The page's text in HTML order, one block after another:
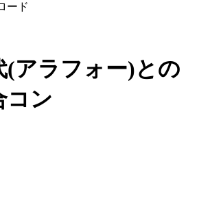
ード
(アラフォー)との
コン